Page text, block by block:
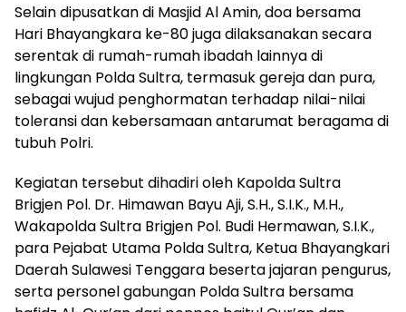
Selain dipusatkan di Masjid Al Amin, doa bersama
Hari Bhayangkara ke-80 juga dilaksanakan secara
serentak di rumah-rumah ibadah lainnya di
lingkungan Polda Sultra, termasuk gereja dan pura,
sebagai wujud penghormatan terhadap nilai-nilai
toleransi dan kebersamaan antarumat beragama di
tubuh Polri.
Kegiatan tersebut dihadiri oleh Kapolda Sultra
Brigjen Pol. Dr. Himawan Bayu Aji, S.H., S.I.K., M.H.,
Wakapolda Sultra Brigjen Pol. Budi Hermawan, S.I.K.,
para Pejabat Utama Polda Sultra, Ketua Bhayangkari
Daerah Sulawesi Tenggara beserta jajaran pengurus,
serta personel gabungan Polda Sultra bersama